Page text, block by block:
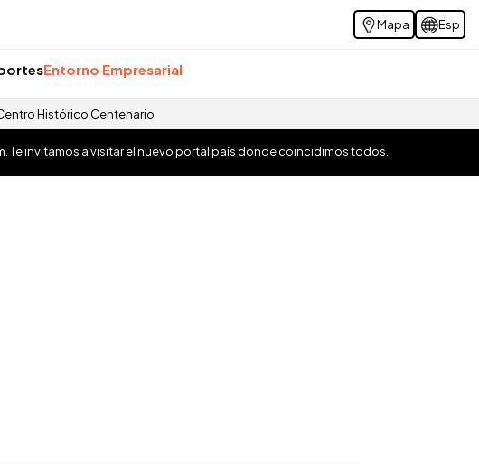
Mapa Esp
Entorno Empresarial
Histórico Centenario
. Te invitamos a visitar el nuevo portal país donde coincidimos todos.